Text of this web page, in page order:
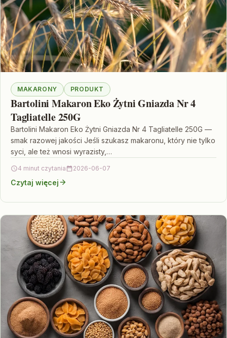
MAKARONY PRODUKT
Bartolini Makaron Eko Żytni Gniazda Nr 4
Tagliatelle 250G
Bartolini Makaron Eko Żytni Gniazda Nr 4 Tagliatelle 250G —
smak razowej jakości Jeśli szukasz makaronu, który nie tylko
syci, ale też wnosi wyrazisty,…
4 minut czytania 2026-06-07
Czytaj więcej